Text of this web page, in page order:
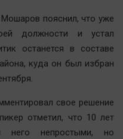
пояснил, что уже
должности и устал
останется в составе
куда он был избран
свое решение
отметил, что 10 лет
непростыми, но